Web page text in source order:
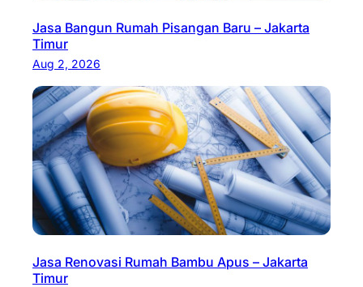
Jasa Bangun Rumah Pisangan Baru – Jakarta
Timur
Aug 2, 2026
Jasa Renovasi Rumah Bambu Apus – Jakarta
Timur